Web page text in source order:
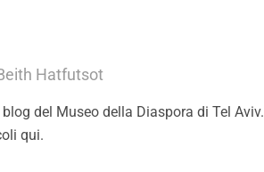
Hatfutsot
del Museo della Diaspora di Tel Aviv.
qui.